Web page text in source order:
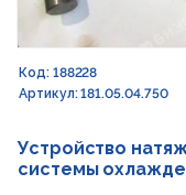
Код: 188228
Артикул: 181.05.04.750
Устройство
системы